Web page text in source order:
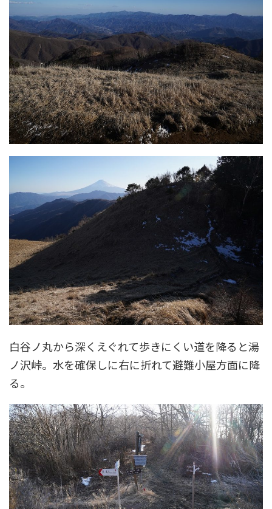
白谷ノ丸から深くえぐれて歩きにくい道を降ると湯
ノ沢峠。水を確保しに右に折れて避難小屋方面に降
る。